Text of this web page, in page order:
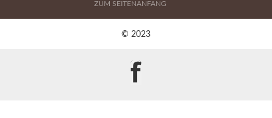
ZUM SEITENANFANG
© 2023